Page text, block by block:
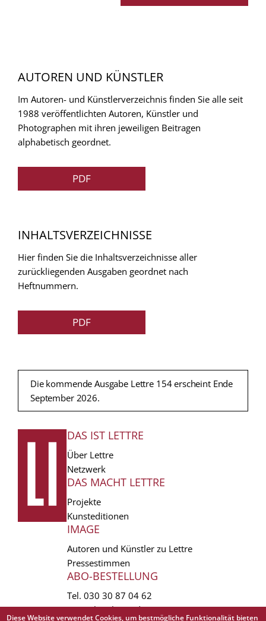
AUTOREN UND KÜNSTLER
Im Autoren- und Künstlerverzeichnis finden Sie alle seit
1988 veröffentlichten Autoren, Künstler und
Photographen mit ihren jeweiligen Beitragen
alphabetisch geordnet.
PDF
INHALTSVERZEICHNISSE
Hier finden Sie die Inhaltsverzeichnisse aller
zurückliegenden Ausgaben geordnet nach
Heftnummern.
PDF
Die kommende Ausgabe Lettre 154 erscheint Ende
September 2026.
FUSSZEILE
DAS IST LETTRE
Über Lettre
Netzwerk
DAS MACHT LETTRE
Projekte
Kunsteditionen
IMAGE
Autoren und Künstler zu Lettre
Pressestimmen
ABO-BESTELLUNG
Tel. 030 30 87 04 62
vertrieb(at)lettre.de
Diese Website verwendet Cookies, um bestmögliche Funktionalität bieten